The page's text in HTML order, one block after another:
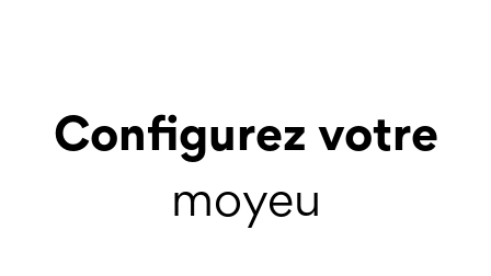
Configurez votre
moyeu